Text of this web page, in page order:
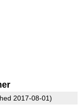
2017-08-01)